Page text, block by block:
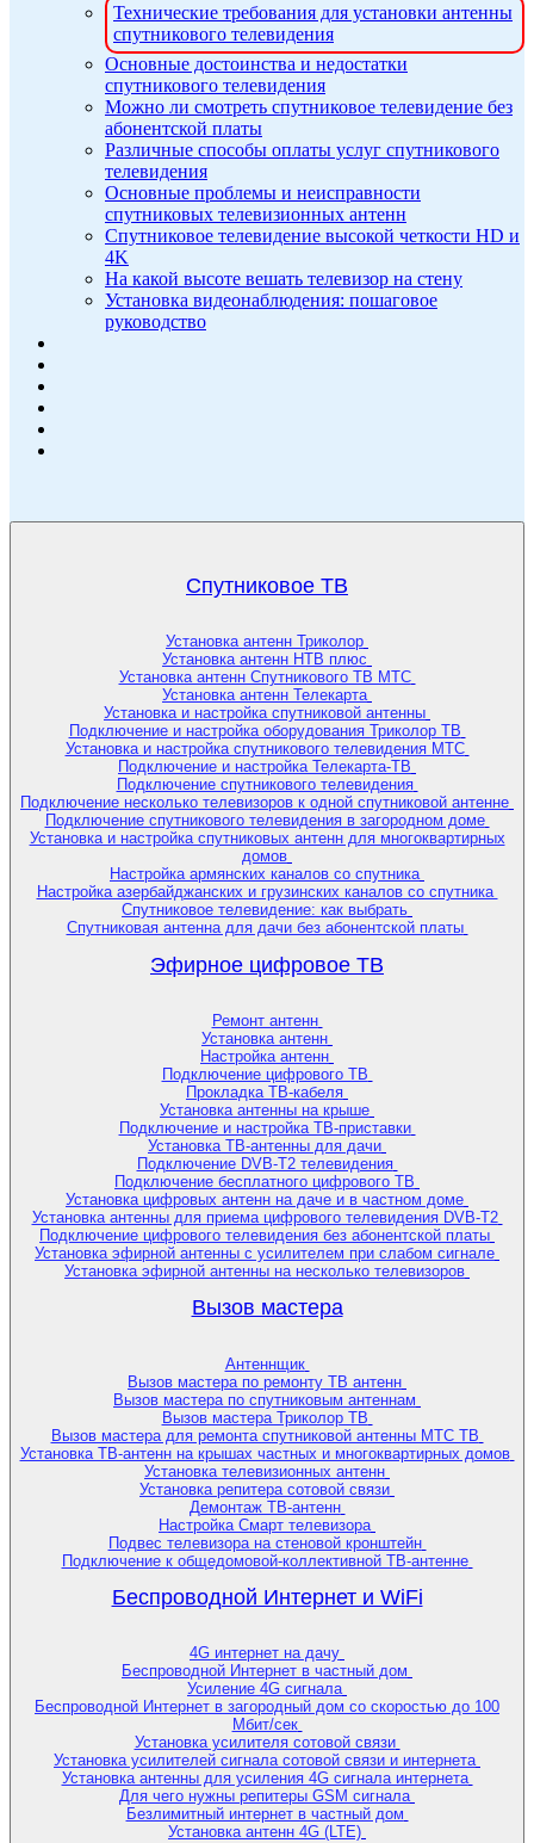
Технические требования для установки антенны
спутникового телевидения
Основные достоинства и недостатки
спутникового телевидения
Можно ли смотреть спутниковое телевидение без
абонентской платы
Различные способы оплаты услуг спутникового
телевидения
Основные проблемы и неисправности
спутниковых телевизионных антенн
Спутниковое телевидение высокой четкости HD и
4K
На какой высоте вешать телевизор на стену
Установка видеонаблюдения: пошаговое
руководство
Спутниковое ТВ
Установка антенн Триколор
Установка антенн НТВ плюс
Установка антенн Спутникового ТВ МТС
Установка антенн Телекарта
Установка и настройка спутниковой антенны
Подключение и настройка оборудования Триколор ТВ
Установка и настройка спутникового телевидения МТС
Подключение и настройка Телекарта-ТВ
Подключение спутникового телевидения
Подключение несколько телевизоров к одной спутниковой антенне
Подключение спутникового телевидения в загородном доме
Установка и настройка спутниковых антенн для многоквартирных
домов
Настройка армянских каналов со спутника
Настройка азербайджанских и грузинских каналов со спутника
Спутниковое телевидение: как выбрать
Спутниковая антенна для дачи без абонентской платы
Эфирное цифровое ТВ
Ремонт антенн
Установка антенн
Настройка антенн
Подключение цифрового ТВ
Прокладка ТВ-кабеля
Установка антенны на крыше
Подключение и настройка ТВ-приставки
Установка ТВ-антенны для дачи
Подключение DVB-T2 телевидения
Подключение бесплатного цифрового ТВ
Установка цифровых антенн на даче и в частном доме
Установка антенны для приема цифрового телевидения DVB-T2
Подключение цифрового телевидения без абонентской платы
Установка эфирной антенны с усилителем при слабом сигнале
Установка эфирной антенны на несколько телевизоров
Вызов мастера
Антеннщик
Вызов мастера по ремонту ТВ антенн
Вызов мастера по спутниковым антеннам
Вызов мастера Триколор ТВ
Вызов мастера для ремонта спутниковой антенны МТС ТВ
Установка ТВ-антенн на крышах частных и многоквартирных домов
Установка телевизионных антенн
Установка репитера сотовой связи
Демонтаж ТВ-антенн
Настройка Смарт телевизора
Подвес телевизора на стеновой кронштейн
Подключение к общедомовой-коллективной ТВ-антенне
Беспроводной Интернет и WiFi
4G интернет на дачу
Беспроводной Интернет в частный дом
Усиление 4G сигнала
Беспроводной Интернет в загородный дом со скоростью до 100
Мбит/сек
Установка усилителя сотовой связи
Установка усилителей сигнала сотовой связи и интернета
Установка антенны для усиления 4G сигнала интернета
Для чего нужны репитеры GSM сигнала
Безлимитный интернет в частный дом
Установка антенн 4G (LTE)